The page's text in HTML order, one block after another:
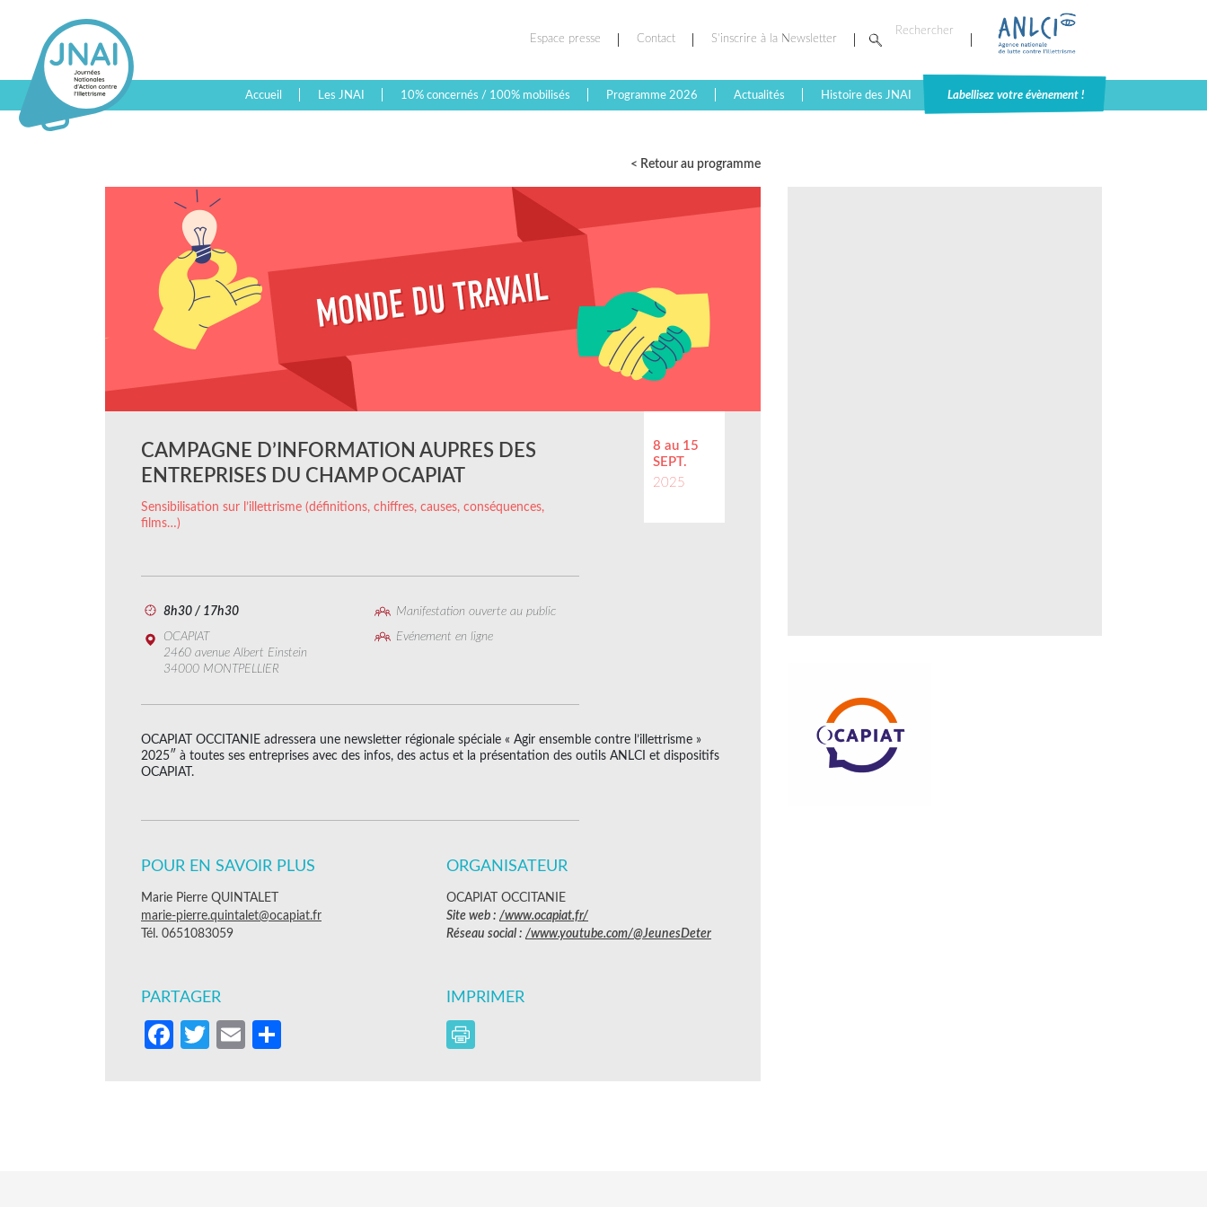
Espace presse Contact S’inscrire à la Newsletter
Accueil Les JNAI 10% concernés / 100% mobilisés Programme 2026 Actualités Histoire des JNAI Labellisez votre évènement !
< Retour au programme
8 au 15
SEPT.
2025
CAMPAGNE D’INFORMATION AUPRES DES
ENTREPRISES DU CHAMP OCAPIAT
Sensibilisation sur l’illettrisme (définitions, chiffres, causes, conséquences,
films…)
8h30 / 17h30
Manifestation ouverte au public
OCAPIAT
2460 avenue Albert Einstein
34000 MONTPELLIER
Evénement en ligne
OCAPIAT OCCITANIE adressera une newsletter régionale spéciale « Agir ensemble contre l’illettrisme »
2025″ à toutes ses entreprises avec des infos, des actus et la présentation des outils ANLCI et dispositifs
OCAPIAT.
POUR EN SAVOIR PLUS
Marie Pierre QUINTALET
marie-pierre.quintalet@ocapiat.fr
Tél. 0651083059
ORGANISATEUR
OCAPIAT OCCITANIE
Site web : /www.ocapiat.fr/
Réseau social : /www.youtube.com/@JeunesDeter
PARTAGER
Facebook
Twitter
Email
IMPRIMER